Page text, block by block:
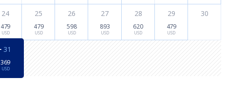
24
479
USD
25
479
USD
26
598
USD
27
893
USD
28
620
USD
29
479
USD
30
31
369
USD